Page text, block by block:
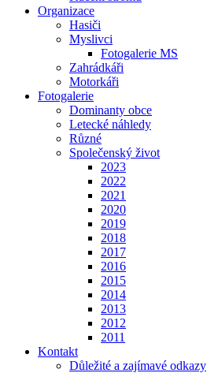
Organizace
Hasiči
Myslivci
Fotogalerie MS
Zahrádkáři
Motorkáři
Fotogalerie
Dominanty obce
Letecké náhledy
Různé
Společenský život
2023
2022
2021
2020
2019
2018
2017
2016
2015
2014
2013
2012
2011
Kontakt
Důležité a zajímavé odkazy